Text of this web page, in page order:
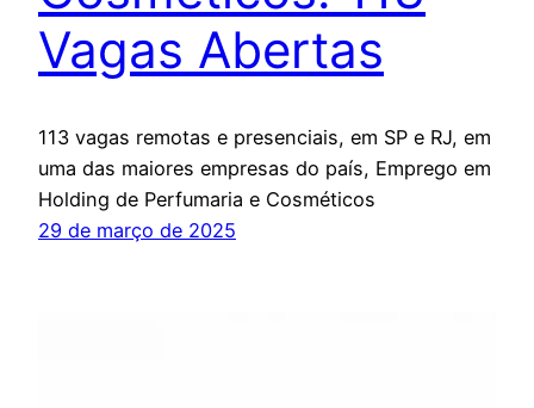
Vagas Abertas
113 vagas remotas e presenciais, em SP e RJ, em
uma das maiores empresas do país, Emprego em
Holding de Perfumaria e Cosméticos
29 de março de 2025